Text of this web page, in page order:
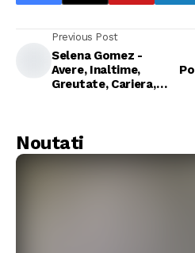
Previous Post
Selena Gomez -
Avere, Inaltime,
Greutate, Cariera,
Noutati